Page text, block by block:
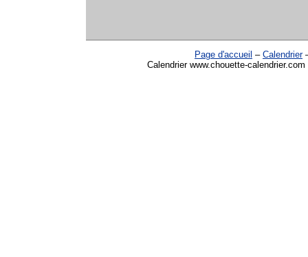
Page d'accueil – Calendrier
Calendrier www.chouette-